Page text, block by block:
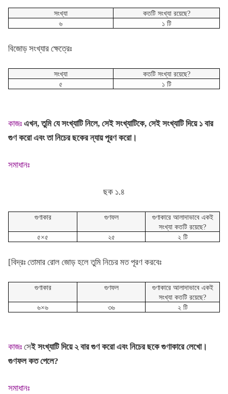
সংখ্যা
কতটি সংখ্যা রয়েছে?
৬
১ টি
বিজোড় সংখ্যার ক্ষেত্রেঃ
সংখ্যা
কতটি সংখ্যা রয়েছে?
৫
১ টি
কাজঃ এখন, তুমি যে সংখ্যাটি নিলে, সেই সংখ্যাটিকে, সেই সংখ্যাটি দিয়ে ১ বার
গুণ করো এবং তা নিচের ছকের ন্যায় পূরণ করো।
সমাধানঃ
ছক ১.৪
গুণাকার গুণফল
গুণাকারে আলাদাভাবে একই
সংখ্যা কতটি রয়েছে?
৫×৫
২৫ ২ টি
[বিদ্রঃ তোমার রোল জোড় হলে তুমি নিচের মত পূরণ করবেঃ
গুণাকার গুণফল
গুণাকারে আলাদাভাবে একই
সংখ্যা কতটি রয়েছে?
৬×৬
৩৬ ২ টি
কাজঃসেই সংখ্যাটি দিয়ে ২ বার গুণ করো এবং নিচের ছকে গুণাকারে লেখো।
গুণফল কত পেলে?
সমাধানঃ